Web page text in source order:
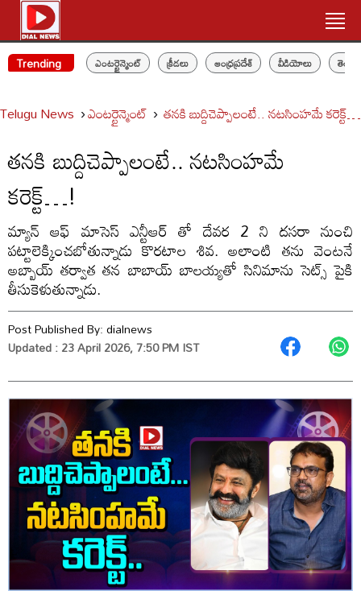
Trending ఎంటర్టైన్మెంట్ క్రీడలు ఆంధ్రప్రదేశ్ వీడియోలు
Telugu News ఎంటర్టైన్మెంట్ తనకి బుద్దిచెప్పాలంటే.. నటసింహమే
తనకి బుద్దిచెప్పాలంటే.. నటసింహమే
కరెక్ట్…!
మ్యాన్ ఆఫ్ మాసెస్ ఎన్టీఆర్ తో దేవర 2 ని దసరా నుంచి
పట్టాలెక్కించబోతున్నాడు కొరటాల శివ. అలాంటి తను వెంటనే
అబ్బాయ్ తర్వాత తన బాబాయ్ బాలయ్యతో సినిమాను సెట్స్ పైకి
తీసుకెళుతున్నాడు.
Post Published By:dialnews
Updated : 23 April 2026, 7:50 PM IST